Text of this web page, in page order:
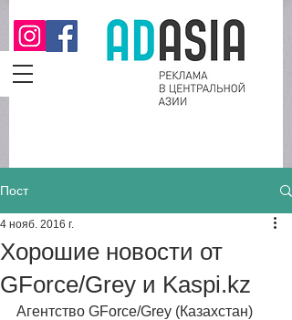
Пост
Хорошие новости от
GForce/Grey и Kaspi.kz
4 нояб. 2016 г.
Агентство GForce/Grey (Казахстан)